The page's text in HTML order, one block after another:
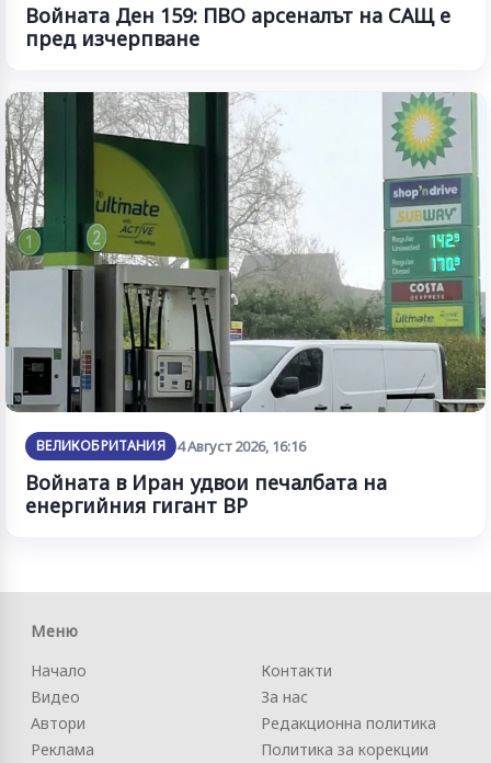
Войната Ден 159: ПВО арсеналът на САЩ е
пред изчерпване
ВЕЛИКОБРИТАНИЯ 4 Август 2026, 16:16
Войната в Иран удвои печалбата на
енергийния гигант BP
Меню
Начало
Видео
Автори
Реклама
Контакти
За нас
Редакционна политика
Политика за корекции